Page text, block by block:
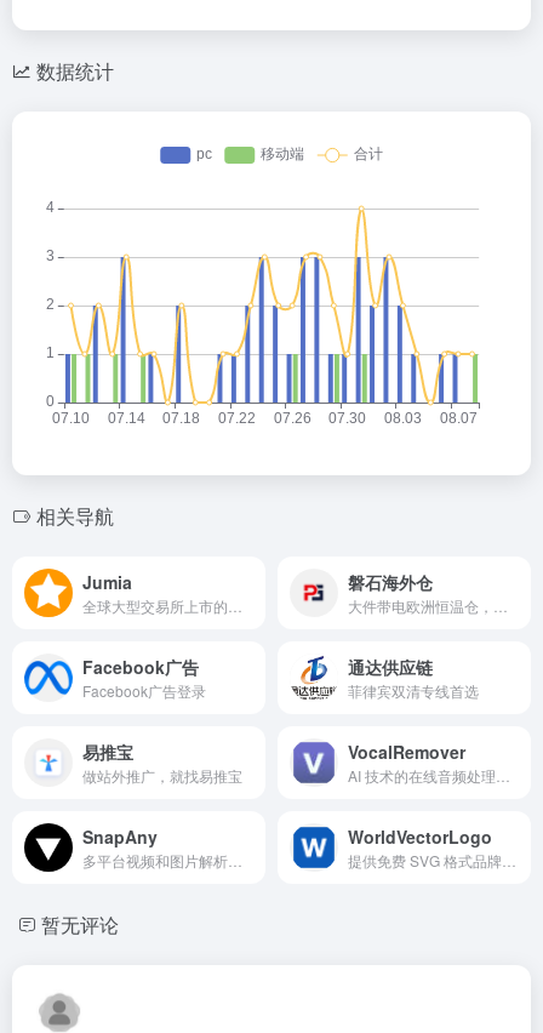
数据统计
相关导航
Jumia 磐石海外仓
Facebook广告
Facebook广告登录
通达供应链
菲律宾双清专线首选
易推宝
做站外推广，就找易推宝
VocalRemover
SnapAny WorldVectorLogo
暂无评论